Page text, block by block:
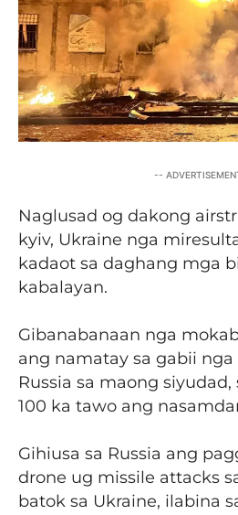
--
Naglusad og dakong
kyiv, Ukraine nga
kadaot sa daghang mga
kabalayan.
Gibanabanaan nga
ang namatay sa gabii nga
Russia sa maong
100 ka tawo ang
Gihiusa sa Russia ang
drone ug missile attacks
batok sa Ukraine, ilabina